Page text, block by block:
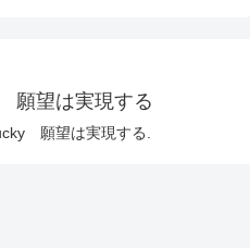
願望は実現する
願望は実現する.